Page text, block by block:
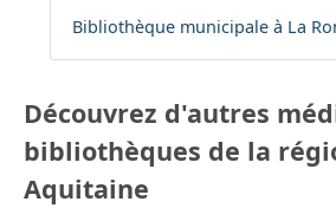
Bibliothèque municipale à La
Découvrez d'autres
bibliothèques de la
Aquitaine